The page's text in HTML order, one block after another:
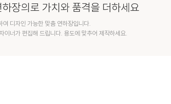
장의로 가치와 품격을 더하세요
디자인 가능한 맞춤 연하장입니다.
이너가 편집해 드립니다. 용도에 맞추어 제작하세요.